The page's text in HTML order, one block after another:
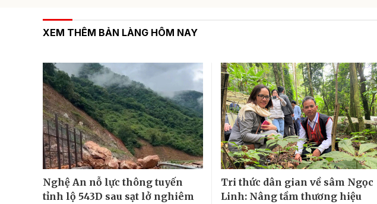
XEM THÊM BẢN LÀNG HÔM NAY
Nghệ An nỗ lực thông tuyến
tỉnh lộ 543D sau sạt lở nghiêm
Tri thức dân gian về sâm Ngọc
Linh: Nâng tầm thương hiệu